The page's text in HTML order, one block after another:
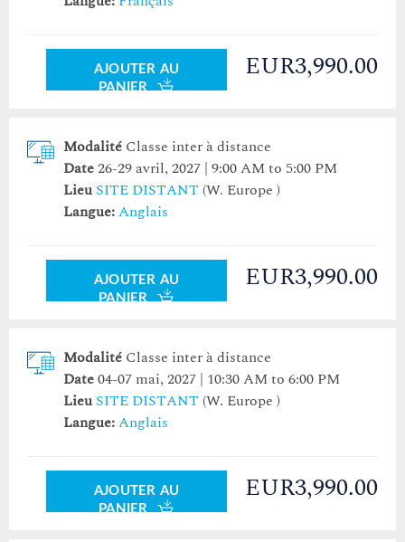
AJOUTER AU
PANIER
EUR3,990.00
Modalité Classe inter à distance
Date26-29 avril, 2027 | 9:00 AM to 5:00 PM
Lieu SITE DISTANT (W. Europe )
Langue:Anglais
AJOUTER AU
PANIER
EUR3,990.00
Modalité Classe inter à distance
Date04-07 mai, 2027 | 10:30 AM to 6:00 PM
Lieu SITE DISTANT (W. Europe )
Langue:Anglais
AJOUTER AU
PANIER
EUR3,990.00